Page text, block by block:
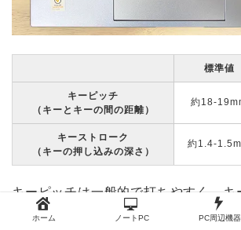
標準値
キーピッチ
（キーとキーの間の距離）
約18-
キーストローク
（キーの押し込みの深さ）
約1.4-
キーピッチは一般的で打ちやすく、キ
浅め。
ホーム ノートPC PC周辺機器